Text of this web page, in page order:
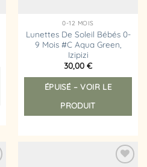
0-12 MOIS
Lunettes De Soleil Bébés 0-
9 Mois #C Aqua Green,
Izipizi
30,00 €
ÉPUISÉ – VOIR LE
PRODUIT